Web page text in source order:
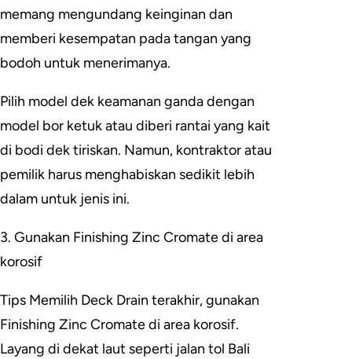
memang mengundang keinginan dan
memberi kesempatan pada tangan yang
bodoh untuk menerimanya.
Pilih model dek keamanan ganda dengan
model bor ketuk atau diberi rantai yang kait
di bodi dek tiriskan. Namun, kontraktor atau
pemilik harus menghabiskan sedikit lebih
dalam untuk jenis ini.
3. Gunakan Finishing Zinc Cromate di area
korosif
Tips Memilih Deck Drain terakhir, gunakan
Finishing Zinc Cromate di area korosif.
Layang di dekat laut seperti jalan tol Bali